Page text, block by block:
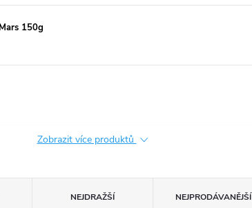
150g
Zobrazit více produktů
NEJDRAŽŠÍ NEJPRODÁVANĚJŠÍ